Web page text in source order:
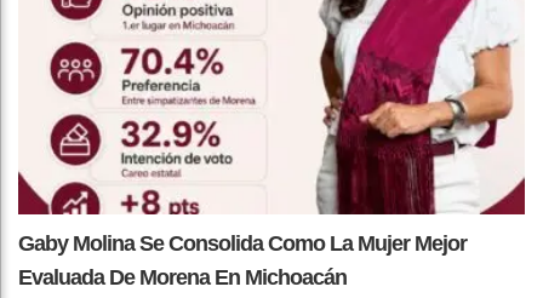
Gaby Molina Se Consolida Como La Mujer Mejor
Evaluada De Morena En Michoacán